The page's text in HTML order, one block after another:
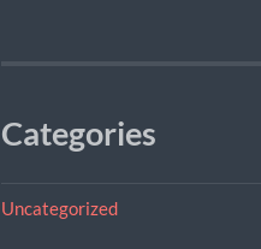
Categories
Uncategorized